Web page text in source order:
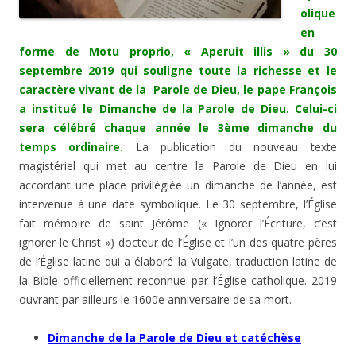
olique
en
forme de Motu proprio, « Aperuit illis » du 30
septembre 2019 qui souligne toute la richesse et le
caractère vivant de la Parole de Dieu, le pape François
a institué le Dimanche de la Parole de Dieu. Celui-ci
sera célébré chaque année le 3ème dimanche du
temps ordinaire. La publication du nouveau texte
magistériel qui met au centre la Parole de Dieu en lui
accordant une place privilégiée un dimanche de l’année, est
intervenue à une date symbolique. Le 30 septembre, l’Église
fait mémoire de saint Jérôme (« Ignorer l’Écriture, c’est
ignorer le Christ ») docteur de l’Église et l’un des quatre pères
de l’Église latine qui a élaboré la Vulgate, traduction latine de
la Bible officiellement reconnue par l’Église catholique. 2019
ouvrant par ailleurs le 1600e anniversaire de sa mort.
Dimanche de la Parole de Dieu et catéchèse